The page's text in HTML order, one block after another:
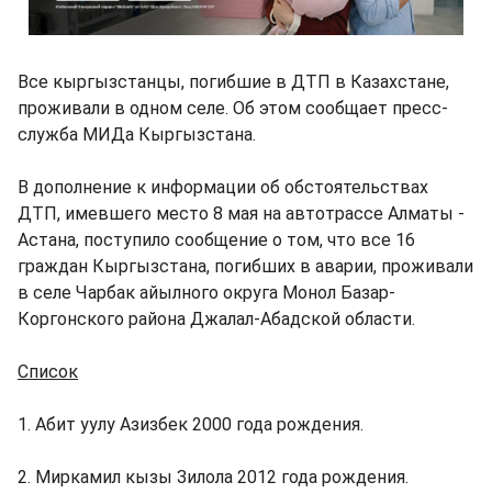
Все кыргызстанцы, погибшие в ДТП в Казахстане,
проживали в одном селе. Об этом сообщает пресс-
служба МИДа Кыргызстана.
В дополнение к информации об обстоятельствах
ДТП, имевшего место 8 мая на автотрассе Алматы -
Астана, поступило сообщение о том, что все 16
граждан Кыргызстана, погибших в аварии, проживали
в селе Чарбак айылного округа Монол Базар-
Коргонского района Джалал-Абадской области.
Список
1. Абит уулу Азизбек 2000 года рождения.
2. Миркамил кызы Зилола 2012 года рождения.